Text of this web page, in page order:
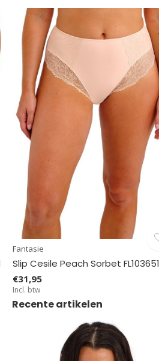
Fantasie
Slip Cesile Peach Sorbet FL103651
€31,95
Incl. btw
Recente artikelen